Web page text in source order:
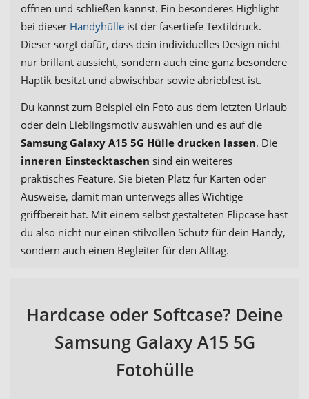
öffnen und schließen kannst. Ein besonderes Highlight
bei dieser Handyhülle ist der fasertiefe Textildruck.
Dieser sorgt dafür, dass dein individuelles Design nicht
nur brillant aussieht, sondern auch eine ganz besondere
Haptik besitzt und abwischbar sowie abriebfest ist.
Du kannst zum Beispiel ein Foto aus dem letzten Urlaub
oder dein Lieblingsmotiv auswählen und es auf die
Samsung Galaxy A15 5G Hülle drucken lassen. Die
inneren Einstecktaschen sind ein weiteres
praktisches Feature. Sie bieten Platz für Karten oder
Ausweise, damit man unterwegs alles Wichtige
griffbereit hat. Mit einem selbst gestalteten Flipcase hast
du also nicht nur einen stilvollen Schutz für dein Handy,
sondern auch einen Begleiter für den Alltag.
Hardcase oder Softcase? Deine
Samsung Galaxy A15 5G
Fotohülle